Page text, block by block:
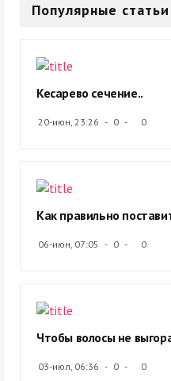
Популярные
Кесарево сечение..
20-июн, 23:26 0 0
Как правильно
06-июн, 07:05 0 0
Чтобы волосы не
03-июл, 06:36 0 0